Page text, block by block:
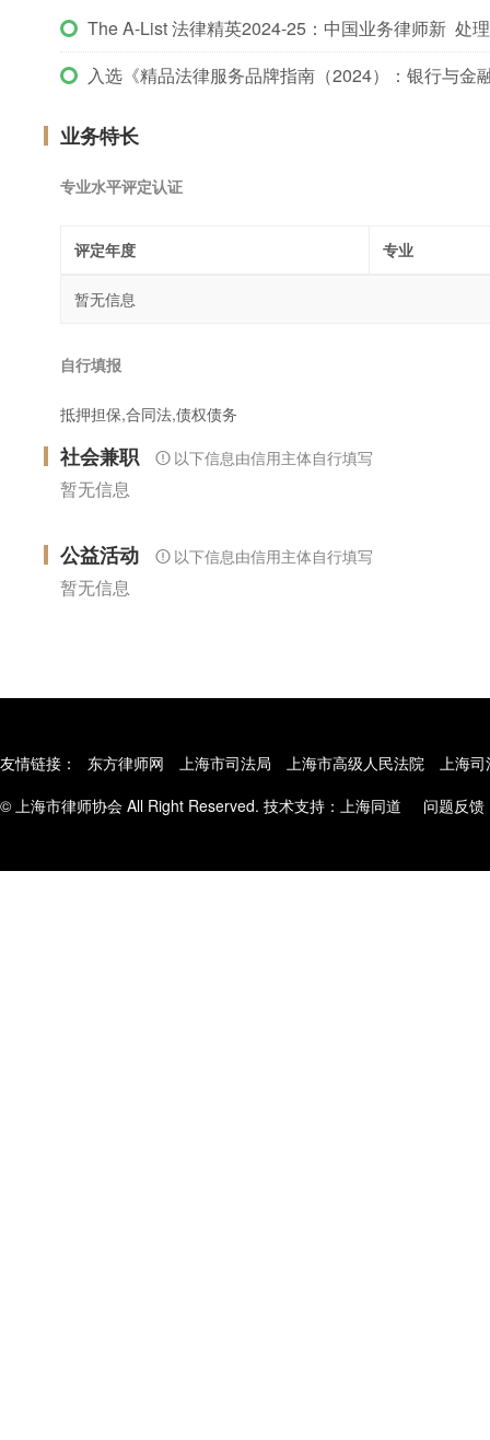
The A-List 法律精英2024-25：中国业务律师新 处
入选《精品法律服务品牌指南（2024）：银行与金
业务特长
专业水平评定认证
评定年度 专业
暂无信息
自行填报
抵押担保,合同法,债权债务
社会兼职 以下信息由信用主体自行填写
暂无信息
公益活动 以下信息由信用主体自行填写
暂无信息
友情链接： 东方律师网 上海市司法局 上海市高级人民法院
上海
© 上海市律师协会 All Right Reserved. 技术支持： 上海同道 问题反馈